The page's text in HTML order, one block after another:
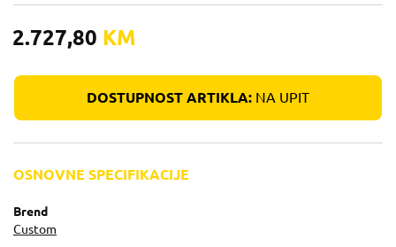
2.727,80 KM
DOSTUPNOST ARTIKLA: NA UPIT
OSNOVNE SPECIFIKACIJE
Brend
Custom